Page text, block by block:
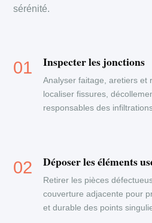
sérénité.
Inspecter les jonctions
Analyser faitage, aretiers et
localiser fissures,
responsables des
Déposer les éléments
Retirer les pièces
couverture adjacente pour
et durable des points